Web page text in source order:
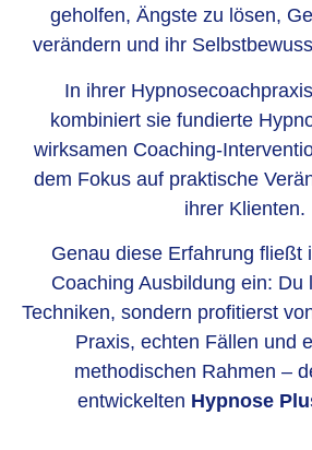
geholfen, Ängste zu lösen,
verändern und ihr
In ihrer
kombiniert sie fundierte
wirksamen Coaching-
dem Fokus auf praktische
ihrer Klienten.
Genau diese Erfahrung fließt
Coaching Ausbildung ein: Du
Techniken, sondern profitierst
Praxis, echten Fällen und
methodischen Rahmen –
entwickelten Hypnose